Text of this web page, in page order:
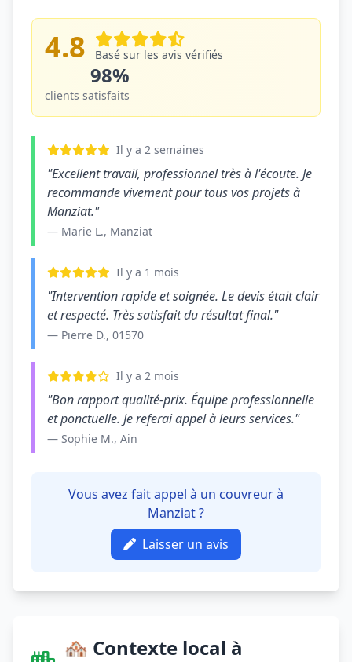
4.8 Basé sur les avis vérifiés
98%
clients satisfaits
Il y a 2 semaines
"Excellent travail, professionnel très à l'écoute. Je
recommande vivement pour tous vos projets à
Manziat."
— Marie L., Manziat
Il y a 1 mois
"Intervention rapide et soignée. Le devis était clair
et respecté. Très satisfait du résultat final."
— Pierre D., 01570
Il y a 2 mois
"Bon rapport qualité-prix. Équipe professionnelle
et ponctuelle. Je referai appel à leurs services."
— Sophie M., Ain
Vous avez fait appel à un couvreur à
Manziat ?
Laisser un avis
🏘️ Contexte local à